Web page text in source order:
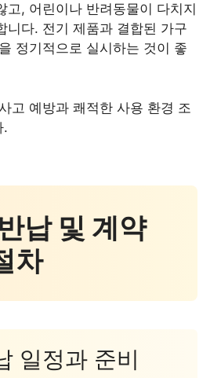
고, 어린이나 반려동물이 다치지
니다. 전기 제품과 결합된 가구
정기적으로 실시하는 것이 좋
고 예방과 쾌적한 사용 환경 조
.
납 및 계약
차
일정과 준비